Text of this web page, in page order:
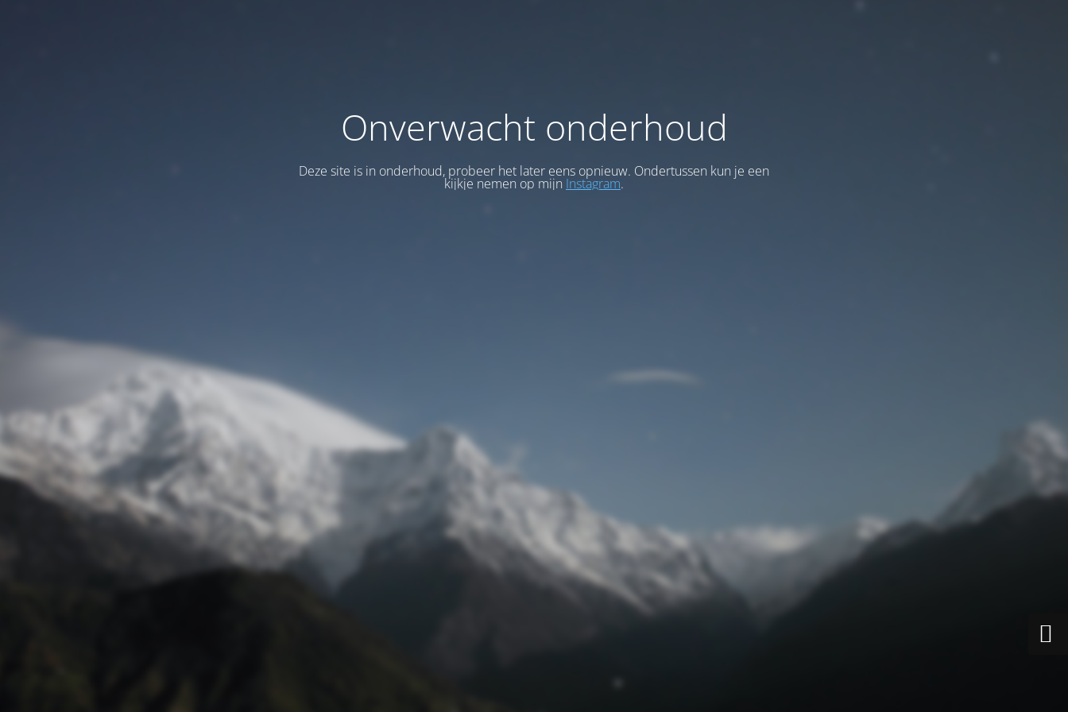
Onverwacht onderhoud
Deze site is in onderhoud, probeer het later eens opnieuw. Ondertussen kun je een
kijkje nemen op mijn Instagram.